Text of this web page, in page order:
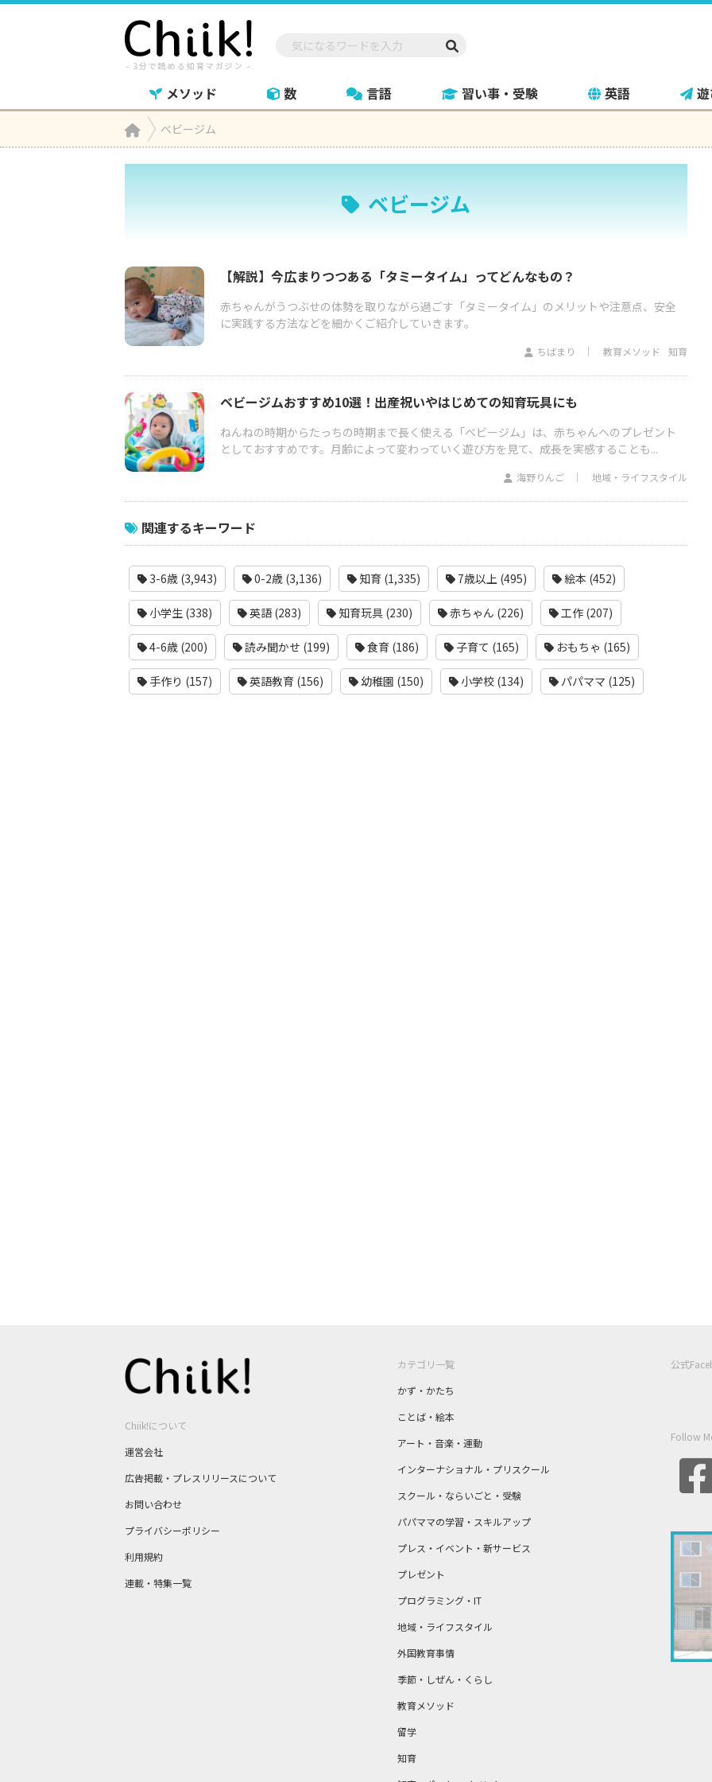
メソッド 数 言語 習い事・受験 英語
Homeベビージム
ベビージム
【解説】今広まりつつある「タミータイム」ってどんなもの？
赤ちゃんがうつぶせの体勢を取りながら過ごす「タミータイム」のメリットや注意点、安全
に実践する方法などを細かくご紹介していきます。
ちばまり 教育メソッド 知育
ベビージムおすすめ10選！出産祝いやはじめての知育玩具にも
ねんねの時期からたっちの時期まで長く使える「ベビージム」は、赤ちゃんへのプレゼント
としておすすめです。月齢によって変わっていく遊び方を見て、成長を実感することも...
海野りんご 地域・ライフスタイル
関連するキーワード
3-6歳 (3,943) 0-2歳 (3,136) 知育 (1,335) 7歳以上 (495) 絵本 (452)
小学生 (338) 英語 (283) 知育玩具 (230) 赤ちゃん (226) 工作 (207)
4-6歳 (200) 読み聞かせ (199) 食育 (186) 子育て (165) おもちゃ (165)
手作り (157) 英語教育 (156) 幼稚園 (150) 小学校 (134) パパママ (125)
Chiik!について
運営会社
広告掲載・プレスリリースについて
お問い合わせ
プライバシーポリシー
利用規約
連載・特集一覧
カテゴリ一覧
かず・かたち
ことば・絵本
アート・音楽・運動
インターナショナル・プリスクール
スクール・ならいごと・受験
パパママの学習・スキルアップ
プレス・イベント・新サービス
プレゼント
プログラミング・IT
地域・ライフスタイル
外国教育事情
季節・しぜん・くらし
教育メソッド
留学
知育
公式
Follow